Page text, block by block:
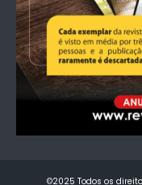
©2025 Todos os